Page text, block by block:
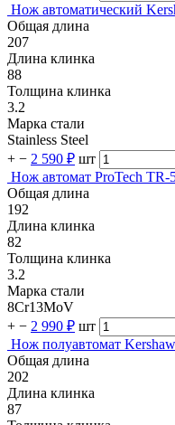
Нож автоматический
Общая длина
207
Длина клинка
88
Толщина клинка
3.2
Марка стали
Stainless Steel
+ − 2 590 ₽ шт
Нож автомат ProTech TR-
Общая длина
192
Длина клинка
82
Толщина клинка
3.2
Марка стали
8Cr13MoV
+ − 2 990 ₽ шт
Нож полуавтомат
Общая длина
202
Длина клинка
87